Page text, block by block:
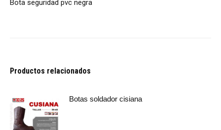
Bota seguridad pvc negra
Productos relacionados
Botas soldador cisiana